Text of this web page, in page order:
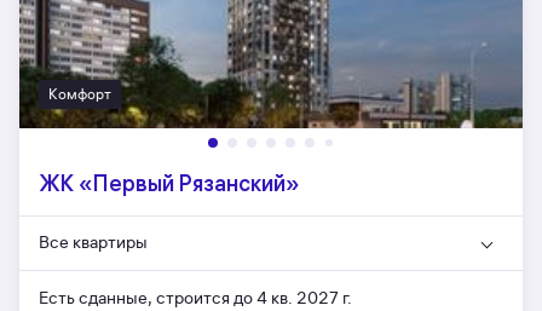
Комфорт
ЖК «Первый Рязанский»
Все квартиры
Есть сданные, строится до 4 кв. 2027 г.